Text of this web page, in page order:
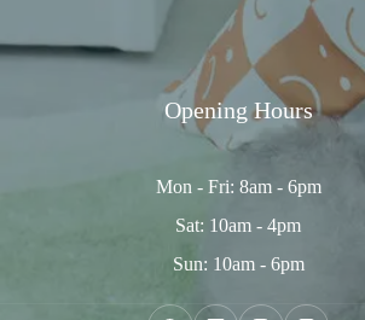
Opening Hours
Mon - Fri: 8am - 6pm
Sat: 10am - 4pm
Sun: 10am - 6pm